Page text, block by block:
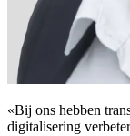
«Bij ons hebben
digitalisering